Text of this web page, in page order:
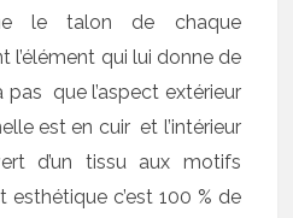
le talon de chaque
l’élément qui lui donne de
pas que l’aspect extérieur
est en cuir et l’intérieur
d’un tissu aux motifs
esthétique c’est 100 % de